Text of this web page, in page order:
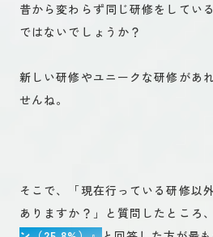
昔から変わらず同じ研修をしてい
ではないでしょうか？
新しい研修やユニークな研修があ
せんね。
そこで、「現在行っている研修以
ありますか？」と質問したところ、